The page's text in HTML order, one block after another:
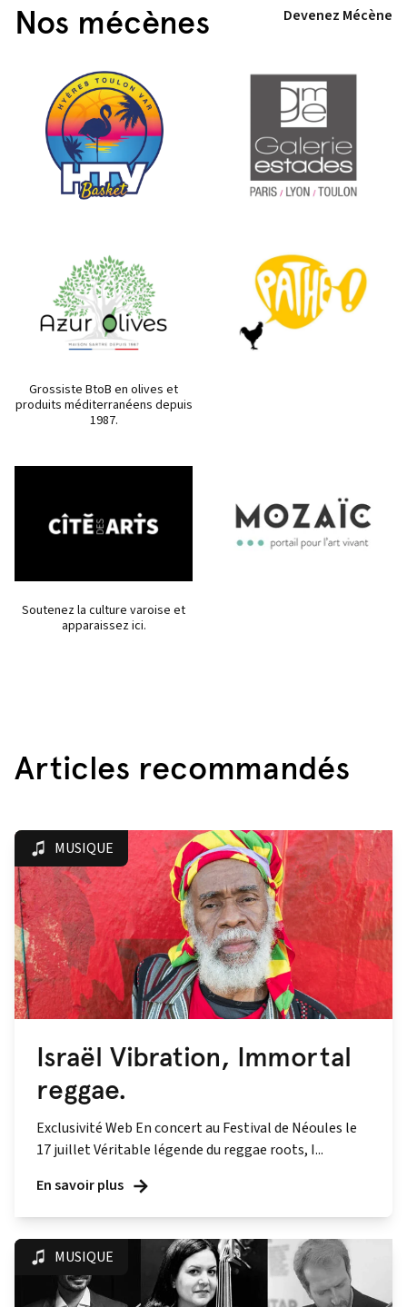
Nos mécènes Devenez Mécène
Grossiste BtoB en olives et
produits méditerranéens depuis
1987.
Soutenez la culture varoise et
apparaissez ici.
Articles recommandés
MUSIQUE
Israël Vibration, Immortal
reggae.
Exclusivité Web En concert au Festival de Néoules le
17 juillet Véritable légende du reggae roots, I...
En savoir plus
MUSIQUE